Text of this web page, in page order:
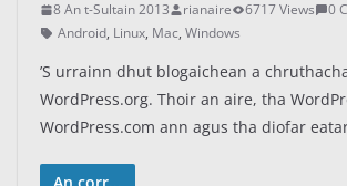
8 An t-Sultain 2013 rianaire 6717 Views
0
Android, Linux, Mac, Windows
’S urrainn dhut blogaichean a
WordPress.org. Thoir an aire, tha
WordPress.com ann agus tha diofar